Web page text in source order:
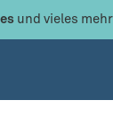
und vieles